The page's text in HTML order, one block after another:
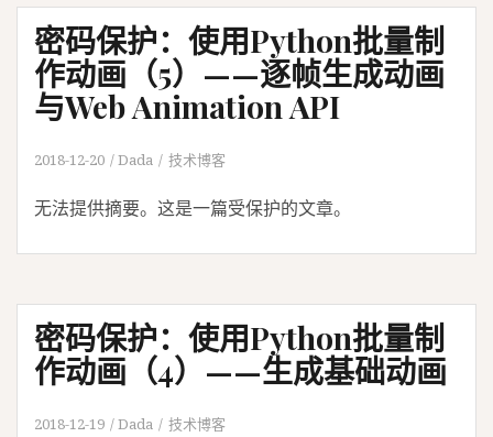
密码保护：使用Python批量制
作动画（5）——逐帧生成动画
与Web Animation API
2018-12-20 Dada 技术博客
无法提供摘要。这是一篇受保护的文章。
密码保护：使用Python批量制
作动画（4）——生成基础动画
2018-12-19 Dada 技术博客